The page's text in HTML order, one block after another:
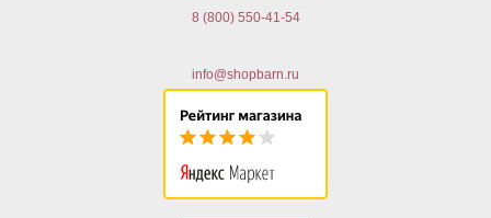
8 (800) 550-41-54
info@shopbarn.ru